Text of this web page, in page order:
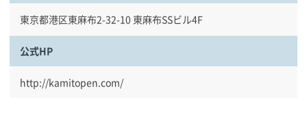
東京都港区東麻布2-32-10 東麻布SSビル4F
公式HP
http://kamitopen.com/